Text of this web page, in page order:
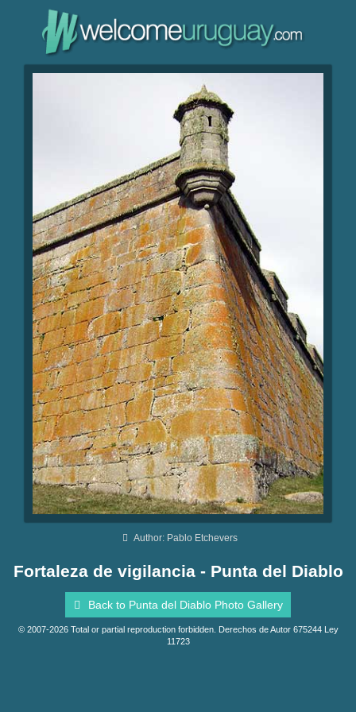
Author: Pablo Etchevers
Fortaleza de vigilancia - Punta del Diablo
Back to Punta del Diablo Photo Gallery
© 2007-2026 Total or partial reproduction forbidden. Derechos de Autor 675244 Ley
11723